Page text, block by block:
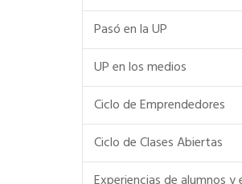
Pasó en la UP
UP en los medios
Ciclo de Emprendedores
Ciclo de Clases Abiertas